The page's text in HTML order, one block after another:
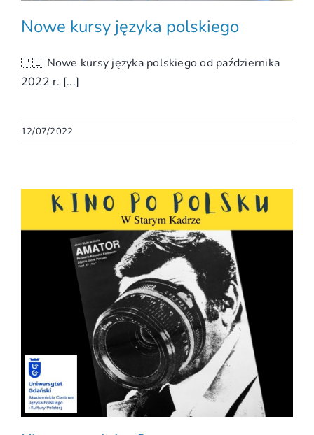
Nowe kursy języka polskiego
🇵🇱 Nowe kursy języka polskiego od października
2022 r. [...]
12/07/2022